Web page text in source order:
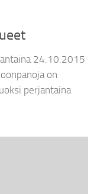
24.10.2015
on
perjantaina